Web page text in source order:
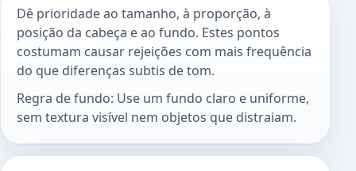
Dê prioridade ao tamanho, à proporção, à
posição da cabeça e ao fundo. Estes pontos
costumam causar rejeições com mais frequência
do que diferenças subtis de tom.
Regra de fundo: Use um fundo claro e uniforme,
sem textura visível nem objetos que distraiam.